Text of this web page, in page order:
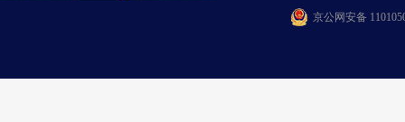
京公网安备